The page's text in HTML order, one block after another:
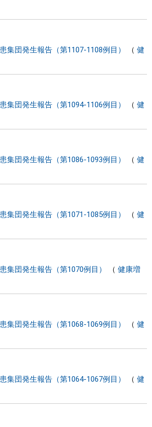
集団発生報告（第1107-1108例目）
健
集団発生報告（第1094-1106例目）
健
集団発生報告（第1086-1093例目）
健
集団発生報告（第1071-1085例目）
健
集団発生報告（第1070例目）
健康増
集団発生報告（第1068-1069例目）
健
集団発生報告（第1064-1067例目）
健